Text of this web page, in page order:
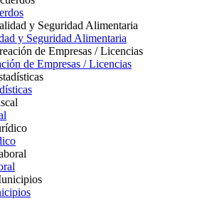
y Seguridad Alimentaria
de Empresas / Licencias